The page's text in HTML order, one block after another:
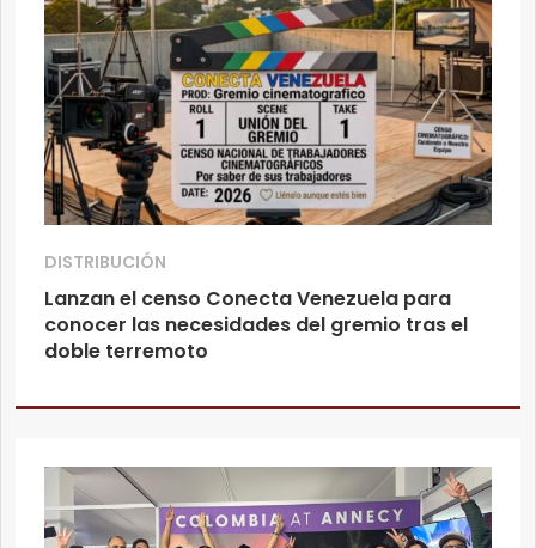
DISTRIBUCIÓN
Lanzan el censo Conecta Venezuela para
conocer las necesidades del gremio tras el
doble terremoto